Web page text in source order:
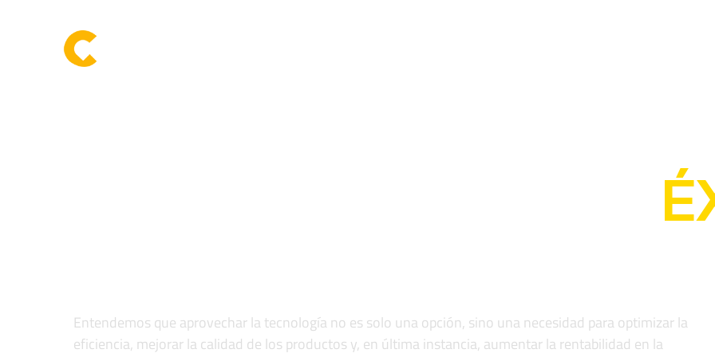
Entendemos que aprovechar la tecnología no es solo una opción, sino una necesidad para optimizar la
eficiencia, mejorar la calidad de los productos y, en última instancia, aumentar la rentabilidad en la